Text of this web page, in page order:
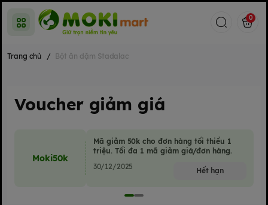
0
Trang chủ / Bột ăn dặm Stadalac
Voucher giảm giá
Moki50k
Mã giảm 50k cho đơn hàng tối thiểu 1
triệu. Tối đa 1 mã giảm giá/đơn hàng.
30/12/2025
Hết hạn